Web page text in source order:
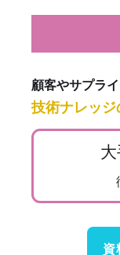
顧客やサプラ
技術ナレッ
資